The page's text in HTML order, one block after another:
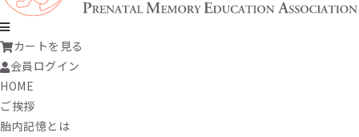
カートを見る
会員ログイン
HOME
ご挨拶
胎内記憶とは